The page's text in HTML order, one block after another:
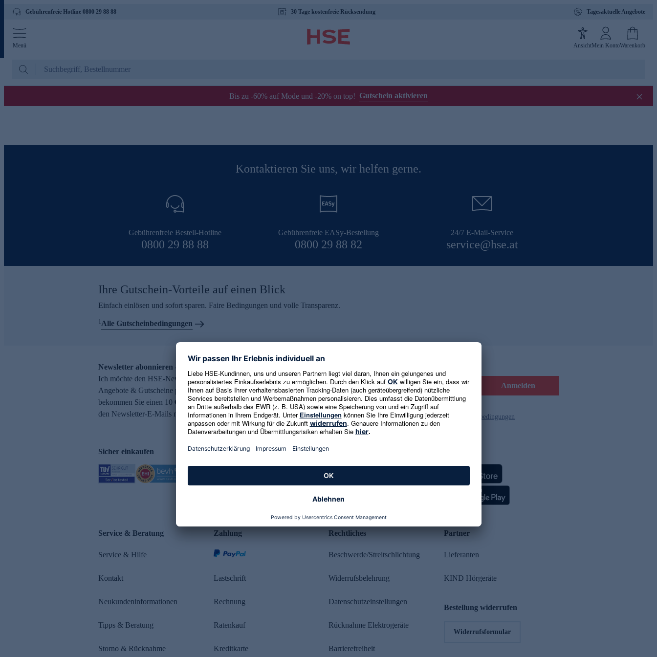
Gebührenfreie Hotline 0800 29 88 88 30 Tage kostenfreie Rücksendung Tagesaktuelle Angebote
Menü AnsichtMein KontoWarenkorb
Bis zu -60% auf Mode und -20% on top! Gutschein aktivieren
Kontaktieren Sie uns, wir helfen gerne.
Gebührenfreie Bestell-Hotline
0800 29 88 88
Gebührenfreie EASy-Bestellung
0800 29 88 82
24/7 E-Mail-Service
service@hse.at
Ihre Gutschein-Vorteile auf einen Blick
Einfach einlösen und sofort sparen. Faire Bedingungen und volle Transparenz.
1Alle Gutscheinbedingungen
Newsletter abonnieren – 10 € Gutschein erhalten
Ich möchte den HSE-Newsletter abonnieren und aktuelle Trends,
Angebote & Gutscheine per E-Mail erhalten. Als Dankeschön
bekommen Sie einen 10 € Gutschein. Eine Abmeldung ist jederzeit in
den Newsletter-E-Mails möglich.
E-Mail-Adresse eingeben Anmelden
Es gelten die Datenschutzrichtlinienund die Gutscheinbedingungen
Sicher einkaufen Kundenbewertung
Service & Beratung
Service & Hilfe
Kontakt
Neukundeninformationen
Tipps & Beratung
Storno & Rücknahme
Zahlung
Lastschrift
Rechnung
Ratenkauf
Kreditkarte
Rechtliches
Beschwerde/Streitschlichtung
Widerrufsbelehrung
Datenschutzeinstellungen
Rücknahme Elektrogeräte
Barrierefreiheit
Partner
Lieferanten
KIND Hörgeräte
Bestellung widerrufen
Widerrufsformular